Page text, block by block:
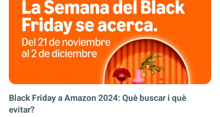
Black Friday a Amazon 2024: Què buscar i què
evitar?